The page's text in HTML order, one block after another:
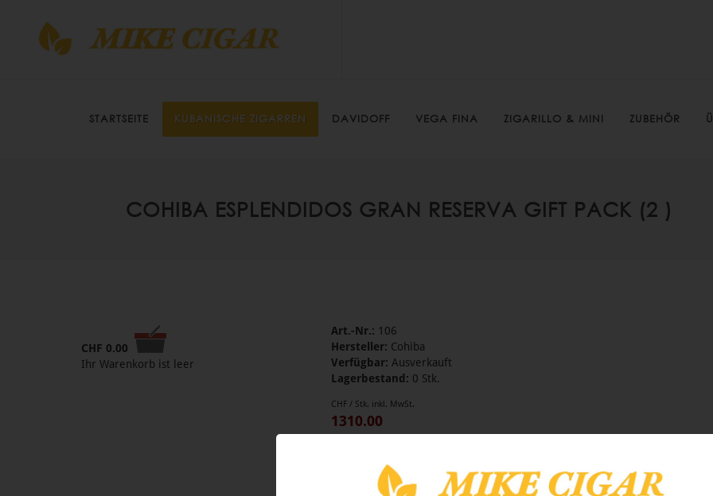
STARTSEITE KUBANISCHE ZIGARREN DAVIDOFF VEGA FINA ZIGARILLO & MINI ZUBEHÖR
COHIBA ESPLENDIDOS GRAN RESERVA GIFT PACK (2 )
CHF 0.00
Ihr Warenkorb ist leer
Art.-Nr.: 106
Hersteller: Cohiba
Verfügbar: Ausverkauft
Lagerbestand: 0 Stk.
CHF / Stk. inkl. MwSt.
1310.00